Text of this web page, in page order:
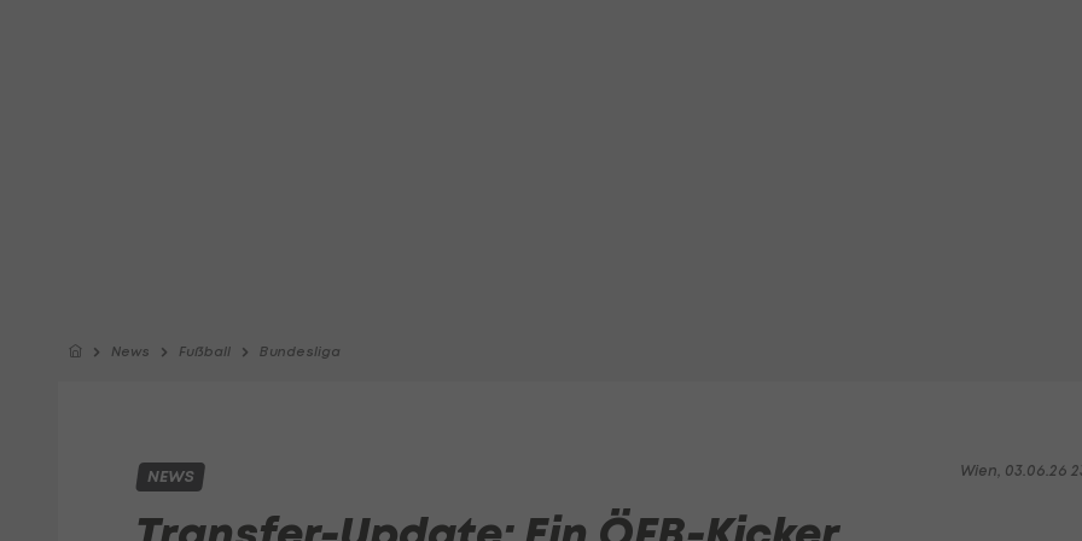
News Fußball Bundesliga
Wien, 03.06.26
NEWS